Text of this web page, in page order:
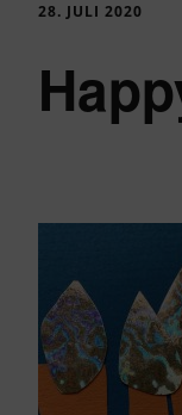
28. JULI 2020